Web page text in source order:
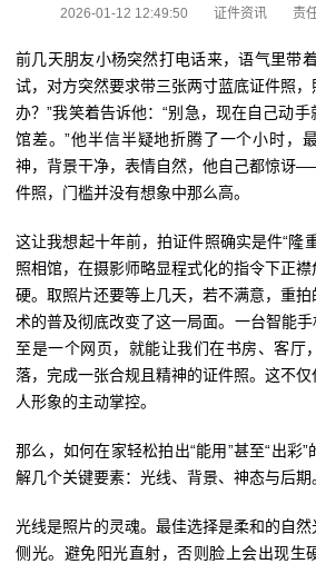
2026-01-12 12:49:50 证件资讯 责
前几天朋友小杨突然打电话来，语气里带
试，对方突然要求带三张两寸蓝底证件照
办？”我笑着告诉他：“别急，现在自己动
馆差。”他半信半疑地折腾了一个小时，
神，背景干净，表情自然，他自己都惊讶
件照，门槛并没有想象中那么高。
这让我想起十年前，拍证件照确实是件“隆
照相馆，在摄影师略显程式化的指令下正
硬。取照片还要等上几天，若不满意，重
术的普及彻底改变了这一局面。一台智能
至是一个网页，就能让我们在书房、客厅
落，完成一张合规且精神的证件照。这不
人形象的主动掌控。
那么，如何在家轻松拍出“能用”甚至“出彩
解几个关键要素：光线、背景、神态与后期
光线是照片的灵魂。最佳选择是柔和的自
侧光。避免阳光直射，否则脸上会出现生